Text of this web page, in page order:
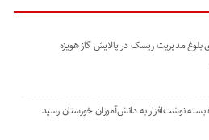
بلوغ مدیریت ریسک در پالایش گاز هویزه